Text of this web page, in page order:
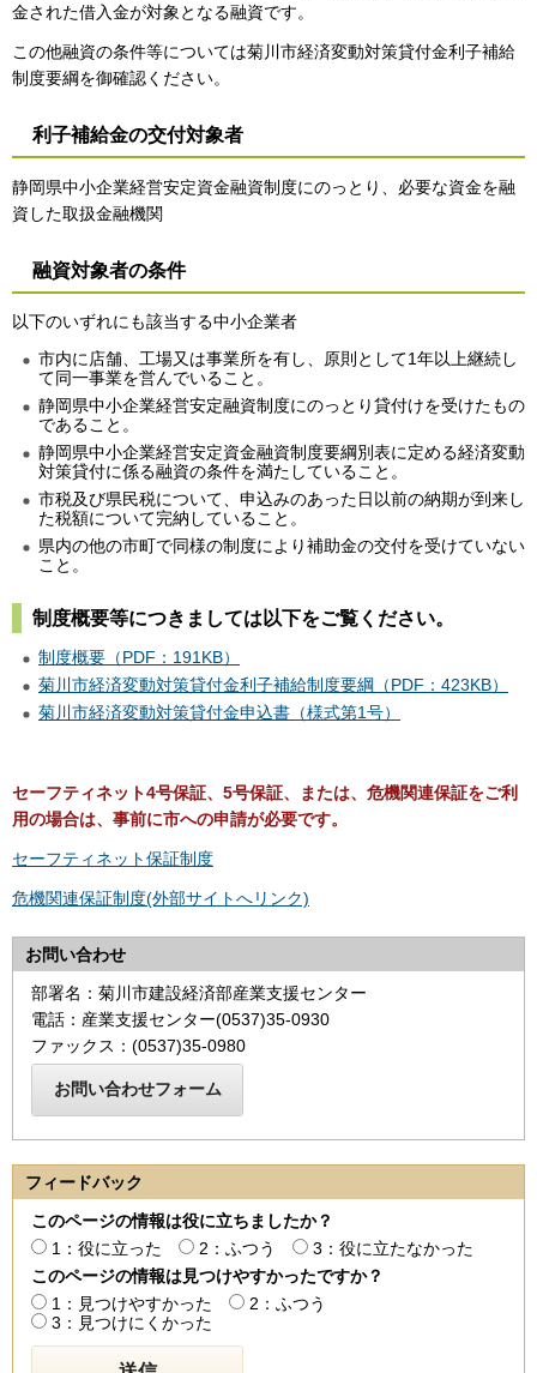
金された借入金が対象となる融資です。
この他融資の条件等については菊川市経済変動対策貸付金利子補給
制度要綱を御確認ください。
利子補給金の交付対象者
静岡県中小企業経営安定資金融資制度にのっとり、必要な資金を融
資した取扱金融機関
融資対象者の条件
以下のいずれにも該当する中小企業者
市内に店舗、工場又は事業所を有し、原則として1年以上継続し
て同一事業を営んでいること。
静岡県中小企業経営安定融資制度にのっとり貸付けを受けたもの
であること。
静岡県中小企業経営安定資金融資制度要綱別表に定める経済変動
対策貸付に係る融資の条件を満たしていること。
市税及び県民税について、申込みのあった日以前の納期が到来し
た税額について完納していること。
県内の他の市町で同様の制度により補助金の交付を受けていない
こと。
制度概要等につきましては以下をご覧ください。
制度概要（PDF：191KB）
菊川市経済変動対策貸付金利子補給制度要綱（PDF：423KB）
菊川市経済変動対策貸付金申込書（様式第1号）
セーフティネット4号保証、5号保証、または、危機関連保証をご利
用の場合は、事前に市への申請が必要です。
セーフティネット保証制度
危機関連保証制度(外部サイトへリンク)
お問い合わせ
部署名：菊川市建設経済部産業支援センター
電話：産業支援センター(0537)35-0930
ファックス：(0537)35-0980
フィードバック
このページの情報は役に立ちましたか？
1：役に立った
2：ふつう
3：役に立たなかった
このページの情報は見つけやすかったですか？
1：見つけやすかった
2：ふつう
3：見つけにくかった